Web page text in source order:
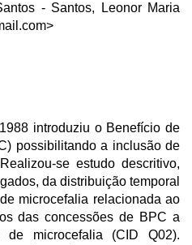
- Santos, Leonor Maria
>
introduziu o Benefício de
possibilitando a inclusão de
se estudo descritivo,
da distribuição temporal
microcefalia relacionada ao
das concessões de BPC a
de microcefalia (CID Q02).